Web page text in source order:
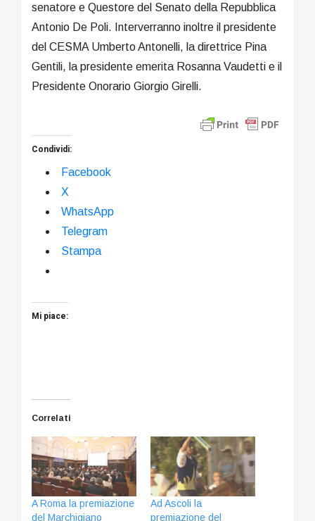
senatore e Questore del Senato della Repubblica
Antonio De Poli. Interverranno inoltre il presidente
del CESMA Umberto Antonelli, la direttrice Pina
Gentili, la presidente emerita Rosanna Vaudetti e il
Presidente Onorario Giorgio Girelli.
Condividi:
Facebook
X
WhatsApp
Telegram
Stampa
Mi piace:
Correlati
A Roma la premiazione
del Marchigiano
Ad Ascoli la
premiazione del